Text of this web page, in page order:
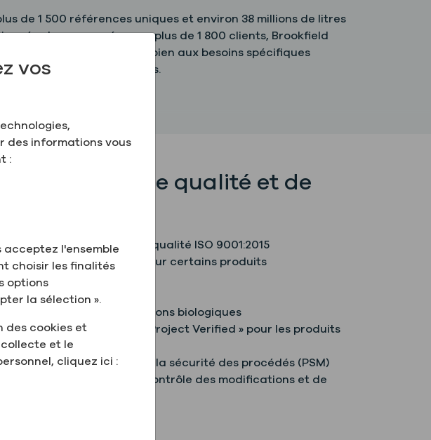
de 1 500 références uniques et environ 38 millions de litres
chaque année pour plus de 1 800 clients, Brookfield
mesure de répondre aussi bien aux besoins spécifiques
demandes de gros volumes.
Certifications de qualité et de
Système de gestion de la qualité ISO 9001:2015
Certification EXCiPACT pour certains produits
pratiques cGMP
Certification casher
Certification des installations biologiques
Certification « Non-GMO Project Verified » pour les produits
concernés
Programme de gestion de la sécurité des procédés (PSM)
Programmes formels de contrôle des modifications et de
vos
des informations vous
:
acceptez l'ensemble
choisir les finalités
options
la sélection ».
des cookies et
et le
cliquez ici :